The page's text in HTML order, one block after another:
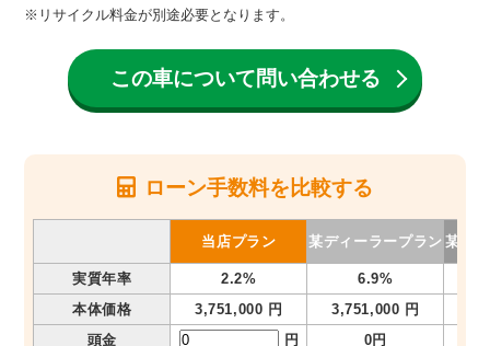
※リサイクル料金が別途必要となります。
この車について問い合わせる
ローン手数料を比較する
当店プラン 某ディーラープラン 某メ
実質年率 2.2%
6.9%
本体価格
3,751,000 円 3,751,000 円
頭金
円
0円